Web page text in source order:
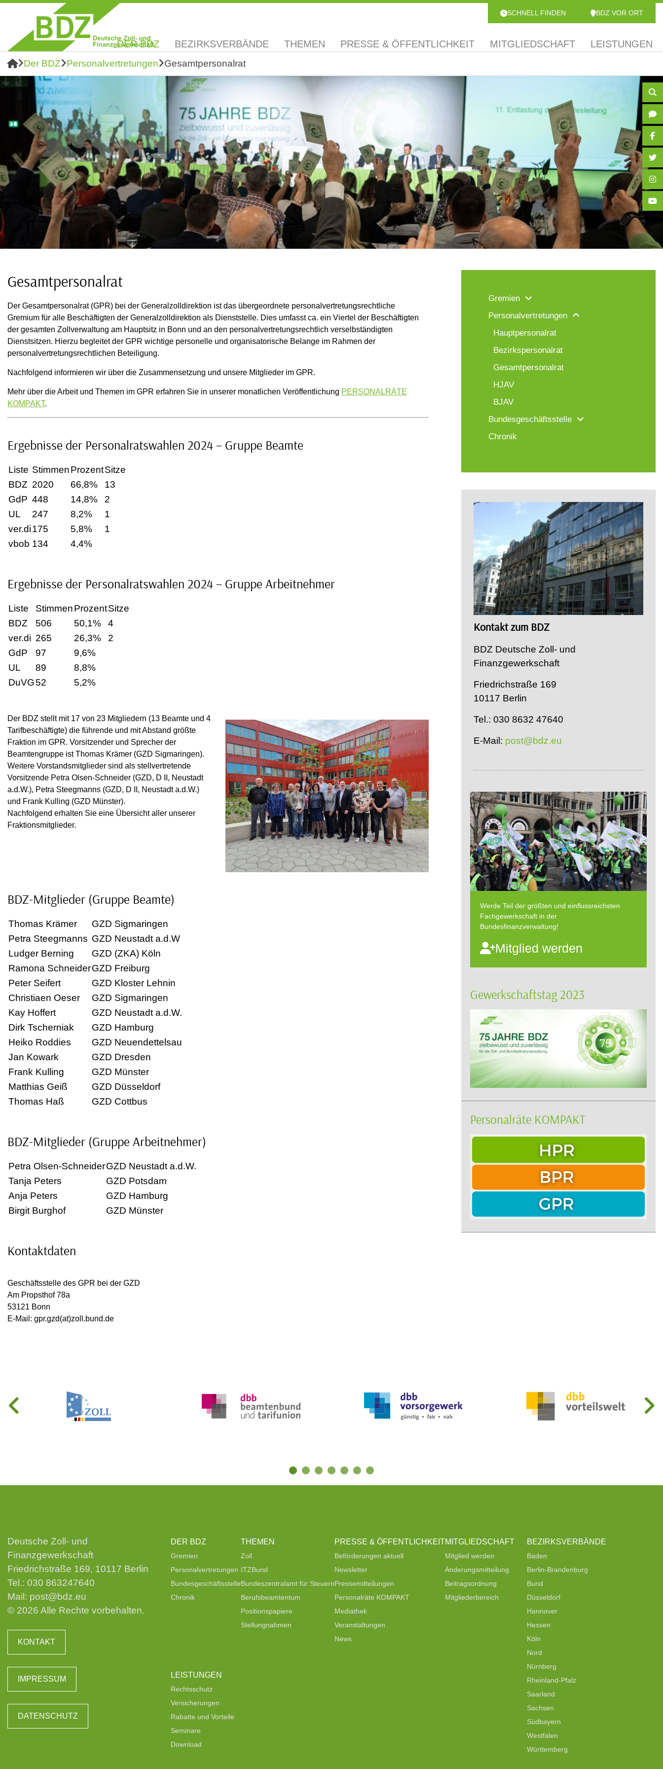
SCHNELL FINDEN BDZ VOR ORT
DER BDZ BEZIRKSVERBÄNDE THEMEN PRESSE & ÖFFENTLICHKEIT MITGLIEDSCHAFT LEISTUNGEN
Der BDZ Personalvertretungen Gesamtpersonalrat
Gesamtpersonalrat
Der Gesamtpersonalrat (GPR) bei der Generalzolldirektion ist das übergeordnete personalvertretungsrechtliche
Gremium für alle Beschäftigten der Generalzolldirektion als Dienststelle. Dies umfasst ca. ein Viertel der Beschäftigten
der gesamten Zollverwaltung am Hauptsitz in Bonn und an den personalvertretungsrechtlich verselbständigten
Dienstsitzen. Hierzu begleitet der GPR wichtige personelle und organisatorische Belange im Rahmen der
personalvertretungsrechtlichen Beteiligung.
Nachfolgend informieren wir über die Zusammensetzung und unsere Mitglieder im GPR.
Mehr über die Arbeit und Themen im GPR erfahren Sie in unserer monatlichen Veröffentlichung PERSONALRÄTE
KOMPAKT.
Ergebnisse der Personalratswahlen 2024 – Gruppe Beamte
Liste StimmenProzentSitze
BDZ 2020 66,8%
13
GdP 448 14,8%
2
UL
247 8,2%
1
ver.di175 5,8%
1
vbob 134 4,4%
Ergebnisse der Personalratswahlen 2024 – Gruppe Arbeitnehmer
Liste StimmenProzentSitze
BDZ
506 50,1%
4
ver.di 265 26,3%
2
GdP
97
9,6%
UL
89
8,8%
DuVG52 5,2%
Der BDZ stellt mit 17 von 23 Mitgliedern (13 Beamte und 4
Tarifbeschäftigte) die führende und mit Abstand größte
Fraktion im GPR. Vorsitzender und Sprecher der
Beamtengruppe ist Thomas Krämer (GZD Sigmaringen).
Weitere Vorstandsmitglieder sind als stellvertretende
Vorsitzende Petra Olsen-Schneider (GZD, D II, Neustadt
a.d.W.), Petra Steegmanns (GZD, D II, Neustadt a.d.W.)
und Frank Kulling (GZD Münster).
Nachfolgend erhalten Sie eine Übersicht aller unserer
Fraktionsmitglieder.
BDZ-Mitglieder (Gruppe Beamte)
Thomas Krämer
GZD Sigmaringen
Petra Steegmanns GZD Neustadt a.d.W
Ludger Berning
GZD (ZKA) Köln
Ramona SchneiderGZD Freiburg
Peter Seifert
GZD Kloster Lehnin
Christiaen Oeser
GZD Sigmaringen
Kay Hoffert
GZD Neustadt a.d.W.
Dirk Tscherniak
GZD Hamburg
Heiko Roddies
GZD Neuendettelsau
Jan Kowark
GZD Dresden
Frank Kulling
GZD Münster
Matthias Geiß
GZD Düsseldorf
Thomas Haß
GZD Cottbus
BDZ-Mitglieder (Gruppe Arbeitnehmer)
Petra Olsen-SchneiderGZD Neustadt a.d.W.
Tanja Peters
GZD Potsdam
Anja Peters
GZD Hamburg
Birgit Burghof
GZD Münster
Kontaktdaten
Geschäftsstelle des GPR bei der GZD
Am Propsthof 78a
53121 Bonn
E-Mail: gpr.gzd(at)zoll.bund.de
Gremien
Personalvertretungen
Hauptpersonalrat
Bezirkspersonalrat
Gesamtpersonalrat
HJAV
BJAV
Bundesgeschäftsstelle
Chronik
Kontakt zum BDZ
BDZ Deutsche Zoll- und
Finanzgewerkschaft
Friedrichstraße 169
10117 Berlin
Tel.: 030 8632 47640
E-Mail: post@bdz.eu
Werde Teil der größten und einflussreichsten
Fachgewerkschaft in der
Bundesfinanzverwaltung!
Mitglied werden
Gewerkschaftstag 2023
Personalräte KOMPAKT
Deutsche Zoll- und
Finanzgewerkschaft
Friedrichstraße 169, 10117 Berlin
Tel.: 030 863247640
Mail: post@bdz.eu
© 2026 Alle Rechte vorbehalten.
KONTAKT
IMPRESSUM
DATENSCHUTZ
DER BDZ
Gremien
Personalvertretungen
Bundesgeschäftsstelle
Chronik
THEMEN
Zoll
ITZBund
Bundeszentralamt für Steuern
Berufsbeamtentum
Positionspapiere
Stellungnahmen
PRESSE & ÖFFENTLICHKEIT
Beförderungen aktuell
Newsletter
Pressemitteilungen
Personalräte KOMPAKT
Mediathek
Veranstaltungen
News
MITGLIEDSCHAFT
Mitglied werden
Änderungsmitteilung
Beitragsordnung
Mitgliederbereich
LEISTUNGEN
Rechtsschutz
Versicherungen
Rabatte und Vorteile
Seminare
Download
BEZIRKSVERBÄNDE
Baden
Berlin-Brandenburg
Bund
Düsseldorf
Hannover
Hessen
Köln
Nord
Nürnberg
Rheinland-Pfalz
Saarland
Sachsen
Südbayern
Westfalen
Württemberg